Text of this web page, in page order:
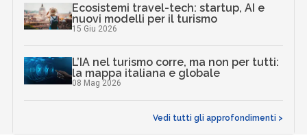
Ecosistemi travel-tech: startup, AI e
nuovi modelli per il turismo
15 Giu 2026
L’IA nel turismo corre, ma non per tutti:
la mappa italiana e globale
08 Mag 2026
Vedi tutti gli approfondimenti >